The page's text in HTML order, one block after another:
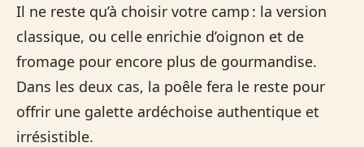
Il ne reste qu’à choisir votre camp : la version
classique, ou celle enrichie d’oignon et de
fromage pour encore plus de gourmandise.
Dans les deux cas, la poêle fera le reste pour
offrir une galette ardéchoise authentique et
irrésistible.